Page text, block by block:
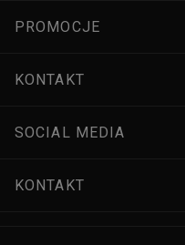
PROMOCJE
KONTAKT
SOCIAL MEDIA
KONTAKT